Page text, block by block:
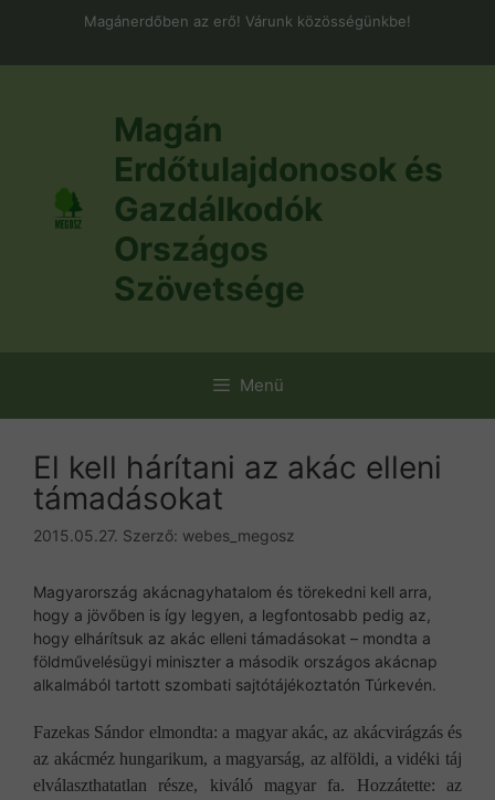
Magánerdőben az erő! Várunk közösségünkbe!
Magán
Erdőtulajdonosok és
Gazdálkodók
Országos
Szövetsége
Menü
El kell hárítani az akác elleni
támadásokat
2015.05.27. Szerző: webes_megosz
Magyarország akácnagyhatalom és törekedni kell arra,
hogy a jövőben is így legyen, a legfontosabb pedig az,
hogy elhárítsuk az akác elleni támadásokat – mondta a
földművelésügyi miniszter a második országos akácnap
alkalmából tartott szombati sajtótájékoztatón Túrkevén.
Fazekas Sándor elmondta: a magyar akác, az akácvirágzás és
az akácméz hungarikum, a magyarság, az alföldi, a vidéki táj
elválaszthatatlan része, kiváló magyar fa. Hozzátette: az